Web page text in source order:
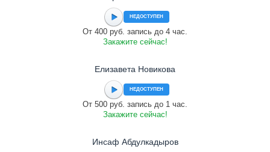
НЕДОСТУПЕН
От 400 руб. запись до 4 час.
Закажите сейчас!
Елизавета Новикова
НЕДОСТУПЕН
От 500 руб. запись до 1 час.
Закажите сейчас!
Инсаф Абдулкадыров